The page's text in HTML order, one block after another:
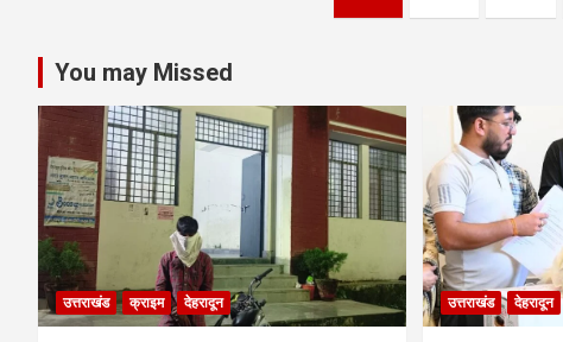
You may Missed
उत्तराखंड क्राइम देहरादून उत्तराखंड देहरादून